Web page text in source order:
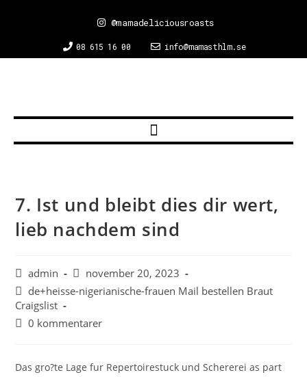
08 615 16 00 info@mamasthlm.se
@mamadeliciousroasts
7. Ist und bleibt dies dir wert,
lieb nachdem sind
admin
november 20, 2023
de+heisse-nigerianische-frauen Mail bestellen Braut
Craigslist
0 kommentarer
Das gro?te Lage fur Repertoirestuck und Schererei as part